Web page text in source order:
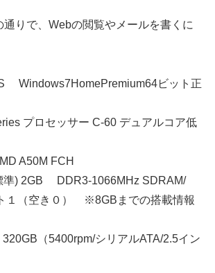
通りで、Webの閲覧やメールを書くに
Windows7HomePremium64ビット正
プロセッサー C-60 デュアルコア低
A50M FCH
準) 2GB DDR3-1066MHz SDRAM/
１（空き０） ※8GBまでの搭載情報
（5400rpm/シリアルATA/2.5イン